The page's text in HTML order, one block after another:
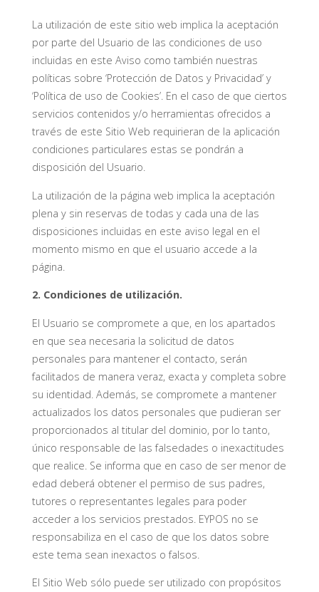
La utilización de este sitio web implica la aceptación
por parte del Usuario de las condiciones de uso
incluidas en este Aviso como también nuestras
políticas sobre ‘Protección de Datos y Privacidad’ y
‘Política de uso de Cookies’. En el caso de que ciertos
servicios contenidos y/o herramientas ofrecidos a
través de este Sitio Web requirieran de la aplicación
condiciones particulares estas se pondrán a
disposición del Usuario.
La utilización de la página web implica la aceptación
plena y sin reservas de todas y cada una de las
disposiciones incluidas en este aviso legal en el
momento mismo en que el usuario accede a la
página.
2. Condiciones de utilización.
El Usuario se compromete a que, en los apartados
en que sea necesaria la solicitud de datos
personales para mantener el contacto, serán
facilitados de manera veraz, exacta y completa sobre
su identidad. Además, se compromete a mantener
actualizados los datos personales que pudieran ser
proporcionados al titular del dominio, por lo tanto,
único responsable de las falsedades o inexactitudes
que realice. Se informa que en caso de ser menor de
edad deberá obtener el permiso de sus padres,
tutores o representantes legales para poder
acceder a los servicios prestados. EYPOS no se
responsabiliza en el caso de que los datos sobre
este tema sean inexactos o falsos.
El Sitio Web sólo puede ser utilizado con propósitos